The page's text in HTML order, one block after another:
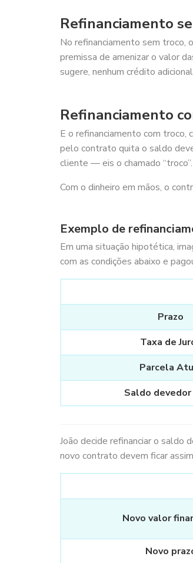
Refinanciamento
No refinanciamento sem troco,
premissa de amenizar o valor
sugere, nenhum crédito
Refinanciamento
E o refinanciamento com troco,
pelo contrato quita o saldo
cliente — eis o chamado “troco”.
Com o dinheiro em mãos, o
Exemplo de
Em uma situação hipotética,
com as condições abaixo e
Prazo
Taxa de
Parcela
Saldo
João decide refinanciar o saldo
novo contrato devem ficar
Novo valor
Novo